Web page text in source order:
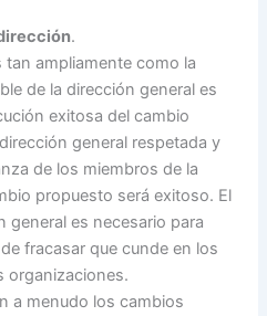
.
ampliamente como la
de la dirección general es
exitosa del cambio
general respetada y
de los miembros de la
propuesto será exitoso. El
general es necesario para
fracasar que cunde en los
organizaciones.
a menudo los cambios